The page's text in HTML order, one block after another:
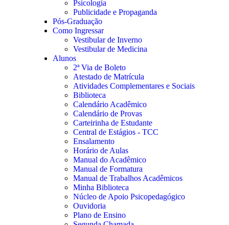
Psicologia
Publicidade e Propaganda
Pós-Graduação
Como Ingressar
Vestibular de Inverno
Vestibular de Medicina
Alunos
2ª Via de Boleto
Atestado de Matrícula
Atividades Complementares e Sociais
Biblioteca
Calendário Acadêmico
Calendário de Provas
Carteirinha de Estudante
Central de Estágios - TCC
Ensalamento
Horário de Aulas
Manual do Acadêmico
Manual de Formatura
Manual de Trabalhos Acadêmicos
Minha Biblioteca
Núcleo de Apoio Psicopedagógico
Ouvidoria
Plano de Ensino